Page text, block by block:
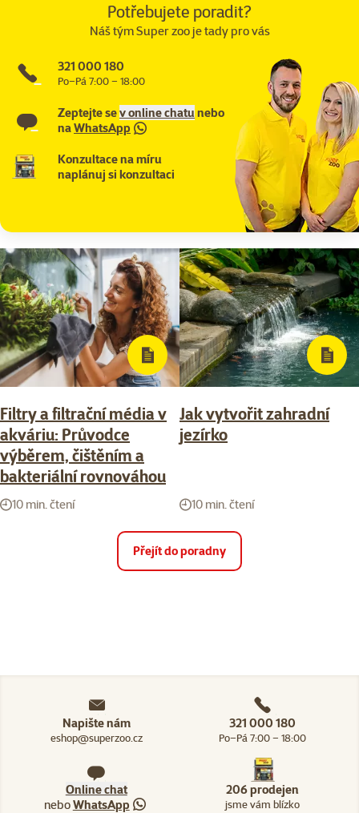
Potřebujete poradit?
Náš tým Super zoo je tady pro vás
321 000 180
Po–Pá 7:00 – 18:00
Zeptejte sev online chatunebo
naWhatsApp
Konzultace na míru
naplánuj si konzultaci
Filtry a filtrační média v
akváriu: Průvodce
výběrem, čištěním a
bakteriální rovnováhou
10 min. čtení
Jak vytvořit zahradní
jezírko
10 min. čtení
Přejít do poradny
Napište nám
eshop@superzoo.cz
321 000 180
Po–Pá 7:00 – 18:00
Online chat
neboWhatsApp
206 prodejen
jsme vám blízko